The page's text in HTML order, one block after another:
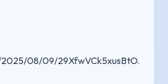
08/09/29XfwVCk5xusBtO.